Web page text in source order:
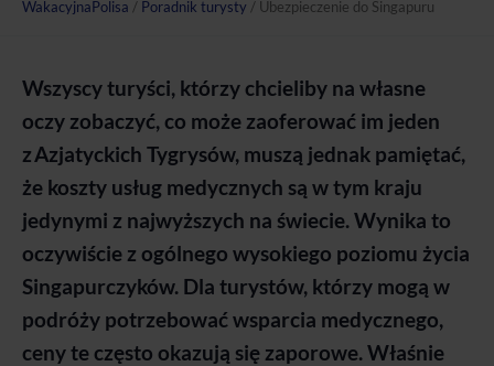
WakacyjnaPolisa / Poradnik turysty / Ubezpieczenie do Singapuru
Wszyscy turyści, którzy chcieliby na własne
oczy zobaczyć, co może zaoferować im jeden
z Azjatyckich Tygrysów, muszą jednak pamiętać,
że koszty usług medycznych są w tym kraju
jedynymi z najwyższych na świecie. Wynika to
oczywiście z ogólnego wysokiego poziomu życia
Singapurczyków. Dla turystów, którzy mogą w
podróży potrzebować wsparcia medycznego,
ceny te często okazują się zaporowe. Właśnie